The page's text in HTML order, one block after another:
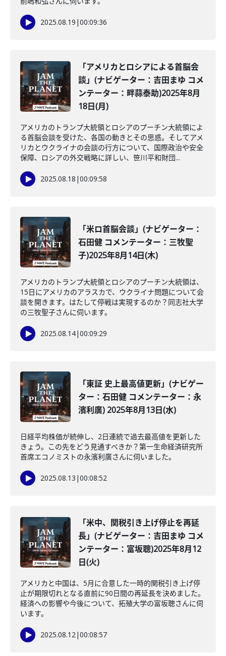
2025.08.19 |00:09:36
「アメリカとロシアによる首脳会
談」(ナビゲーター：吉田まゆ コメ
ンテーター：畔蒜泰助)2025年8月
18日(月)
アメリカのトランプ大統領とロシアのプーチン大統領によ
る首脳会談を受けた、各国の動きとその思惑。そしてアメ
リカとウクライナの会談の行方について、国際政治や安全
保障、ロシアの外交戦略に詳しい、笹川平和財団...
2025.08.18 |00:09:58
「米ロ首脳会談」(ナビゲーター：
石田健 コメンテーター：三牧聖
子)2025年8月14日(木)
アメリカのトランプ大統領とロシアのプーチン大統領は、
15日にアメリカのアラスカで、ウクライナ問題について会
談を開きます。はたして停戦は実現するのか？同志社大学
の三牧聖子さんに伺います。
2025.08.14|00:09:29
「東証 史上最高値更新」(ナビゲー
ター：石田健 コメンテーター：永
濱利廣) 2025年8月13日(水)
日経平均株価が続伸し、2日連続で過去最高値を更新した
きょう。この先をどう見通すべきか？第一生命経済研究所
首席エコノミストの永濱利廣さんに伺いました。
2025.08.13 |00:08:52
「米中、関税引き上げ停止を再延
長」(ナビゲーター：吉田まゆ コメ
ンテーター：富坂聰)2025年8月12
日(火)
アメリカと中国は、5月に合意した一時的関税引き上げ停
止が期限切れとなる直前に90日間の再延長を決めました。
経済への影響や今後について、拓殖大学の富坂聰さんに伺
います。
2025.08.12|00:08:57